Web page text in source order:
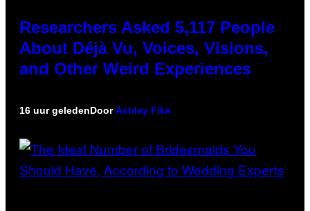
Researchers Asked 5,117 People
About Déjà Vu, Voices, Visions,
and Other Weird Experiences
16 uur geledenDoorAshley Fike